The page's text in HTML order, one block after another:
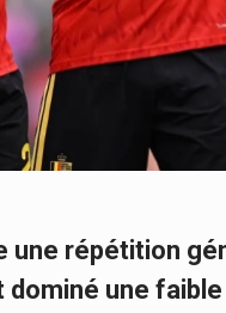
une répétition
dominé une